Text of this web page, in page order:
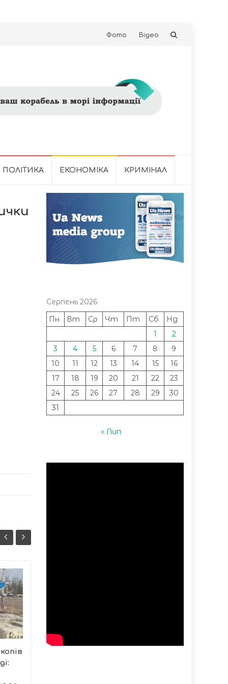
Skip
Фото Відео
ПОЛІТИКА ЕКОНОМІКА КРИМІНАЛ
готується до
Серпень 2026
Пн
Вт Ср Чт Пт Сб
Нд
1
2
3
4 5 6 7 8
9
10
11 12 13 14 15
16
17
18 19 20 21 22
23
24
25 26 27 28 29
30
31
« Лип